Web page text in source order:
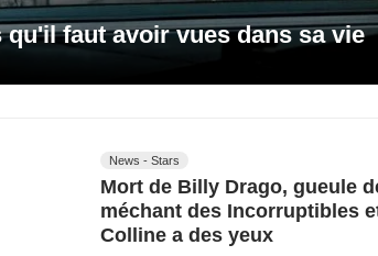
faut avoir vues dans sa vie
News - Stars
Mort de Billy Drago, gueule
méchant des Incorruptibles
Colline a des yeux